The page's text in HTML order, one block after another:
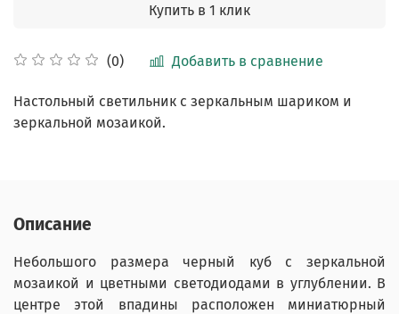
(0) Добавить в сравнение
Купить в 1 клик
Настольный светильник с зеркальным шариком и
зеркальной мозаикой.
Описание
Небольшого размера черный куб с зеркальной
мозаикой и цветными светодиодами в углублении. В
центре этой впадины расположен миниатюрный